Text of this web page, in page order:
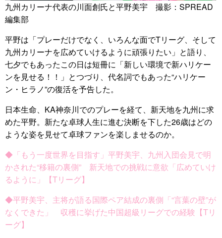
九州カリーナ代表の川面創氏と平野美宇 撮影：SPREAD
編集部
平野は「プレーだけでなく、いろんな面でTリーグ、そして
九州カリーナを広めていけるように頑張りたい」と語り、
七夕でもあったこの日は短冊に「新しい環境で新ハリケー
ンを見せる！！」とつづり、代名詞でもあった“ハリケー
ン・ヒラノ”の復活を予告した。
日本生命、KA神奈川でのプレーを経て、新天地を九州に求
めた平野。新たな卓球人生に進む決断を下した26歳はどの
ような姿を見せて卓球ファンを楽しませるのか。
◆「もう一度世界を目指す」平野美宇、九州入団会見で明
かされた“移籍の裏側” 新天地での挑戦に意欲「広めていけ
るように」【Tリーグ】
◆平野美宇、主将が語る国際ペア結成の裏側「“言葉の壁”が
なくできた」 収穫に挙げた中国超級リーグでの経験【Tリ
ーグ】